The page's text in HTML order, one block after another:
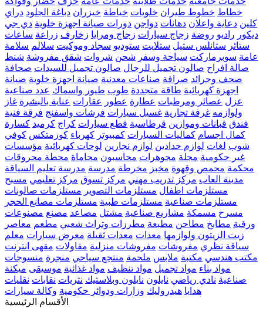
خطاط خطوط طيران خلويات خياطة خيزران دباغة الجلود دراي
كلين دعاية واعلان دهانات دواجن دورات صيانة اجهزة خلوية دي جي
ديكور راديو روضة زجاج سيارات زجاج ومرايا زخارف زراعة ساعات
ستائر ستانلس ستيل ستلايت ستوديو سجاد وموكيت سلالم سلامة
عامة سوبرماركت سياحة وسفر شحن شروات شقق مفروشة شنط
صالة افراح صالون تجميل للرجال صالون تجميل للسيدات صحافة
صحف وجرائد صرافة صناعات معدنية صيانة اجهزة خلوية صيانة
اجهزة كهربائية طاقة متجددة طوب طيور واسماك عدد صناعية
عزل عصائر ومرطبات عطارة عطور عقارات عناية بالبشرة غاز
ولوازمه غرفة تجارية غسيل سيارات فرشات واسفنج فرقة فنية
فندق قبانات وموازين قرطاسية قطع سيارات كراج كرميد كسارة
كمال اجسام كماليات السيارات كمبيوتر كهرباء كوزمتكس كوفي
شوب لغات لوازم حدادين لوازم نجارين لوحات كهربائية مؤسسات
غير حكومية مجلة مجوهرات محاسبون محاماة محطة محروقات
محكمة محمص وقهوة مخبز مخرطة مدرسة مدرسة تعليم السياقة
مدينة العاب مركز تدريب مهني مركز تسوق مركز تعليمي مسبح
مستلزمات اطفال مستلزمات التصوير مستلزمات صالونات
مستلزمات صناعية مستلزمات طبية مستلزمات مصانع الحجر
مسرح مسمكة مشاريع صناعية مشتل مصاعد مصنع مصنوعات
ورقية مطابخ مطاحن مطبعة مطرزات وتراث شعبي مطعم معاصر
زيت الزيتون ولوازمها معدات معدات ثقيلة معرض سيارات معلم
سياقة نظري مفروشات مفروشات منزلية مقاولات مقهى انترنت
مكتب هندسي مكتبة ملابس ملحمة منتجع سياحي منجرة منسوجات
مواد بناء مواد تجميل مواد تنظيف مواد غذائية موسيقى ميكنة
صناعية نادي رياضي نايلون نايلون وبلاستيك نثريات نقابات نقليات
هدايا هيدروليك وزارات ودوائر حكومية وكالة سيارات
الأقسام الرئيسية